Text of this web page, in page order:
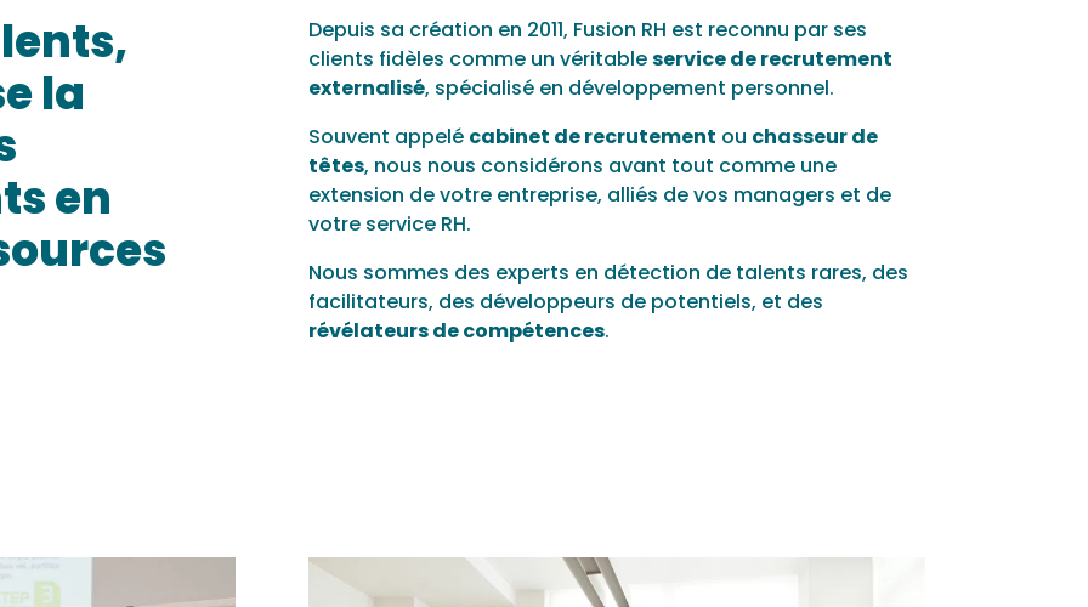
la
en
Depuis sa création en 2011, Fusion RH est reconnu par ses
clients fidèles comme un véritableservice de recrutement
externalisé, spécialisé en développement personnel.
Souvent appelé cabinet de recrutement ou chasseur de
têtes, nous nous considérons avant tout comme une
extension de votre entreprise, alliés de vos managers et de
votre service RH.
Nous sommes des experts en détection de talents rares, des
facilitateurs, des développeurs de potentiels, et des
révélateurs de compétences.